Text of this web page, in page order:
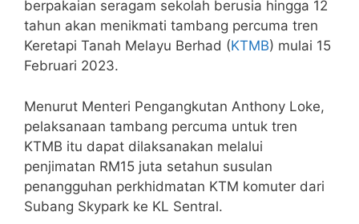
berpakaian seragam sekolah berusia hingga 12
tahun akan menikmati tambang percuma tren
Keretapi Tanah Melayu Berhad (KTMB) mulai 15
Februari 2023.
Menurut Menteri Pengangkutan Anthony Loke,
pelaksanaan tambang percuma untuk tren
KTMB itu dapat dilaksanakan melalui
penjimatan RM15 juta setahun susulan
penangguhan perkhidmatan KTM komuter dari
Subang Skypark ke KL Sentral.